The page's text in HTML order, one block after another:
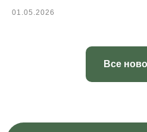
01.05.2026
Все